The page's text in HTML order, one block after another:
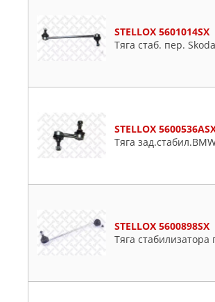
Saab
Seat
Toyota
STELLOX 5601014SX
Тяга стаб. пер.
STELLOX
Тяга
STELLOX 5600898SX
Тяга стабилизатора